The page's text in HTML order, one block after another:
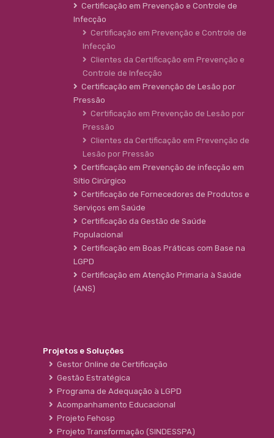
Certificação em Prevenção e Controle de
Infecção
Certificação em Prevenção e Controle de
Infecção
Clientes da Certificação em Prevenção e
Controle de Infecção
Certificação em Prevenção de Lesão por
Pressão
Certificação em Prevenção de Lesão por
Pressão
Clientes da Certificação em Prevenção de
Lesão por Pressão
Certificação em Prevenção de infecção em
Sítio Cirúrgico
Certificação de Fornecedores de Produtos e
Serviços em Saúde
Certificação da Gestão de Saúde
Populacional
Certificação em Boas Práticas com Base na
LGPD
Certificação em Atenção Primaria à Saúde
(ANS)
Projetos e Soluções
Gestor Online de Certificação
Gestão Estratégica
Programa de Adequação à LGPD
Acompanhamento Educacional
Projeto Fehosp
Projeto Transformação (SINDESSPA)